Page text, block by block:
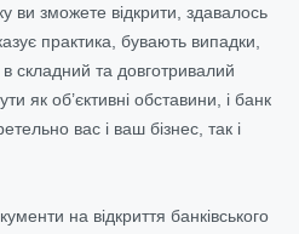
ви зможете відкрити, здавалось
практика, бувають випадки,
складний та довготривалий
як об’єктивні обставини, і банк
вас і ваш бізнес, так і
на відкриття банківського